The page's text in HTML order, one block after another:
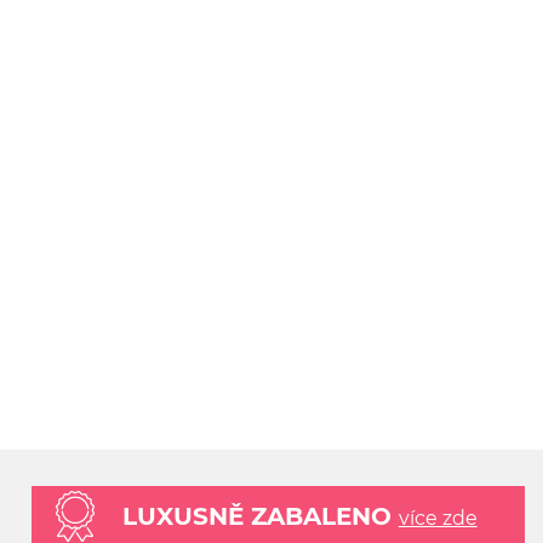
LUXUSNĚ ZABALENO více zde